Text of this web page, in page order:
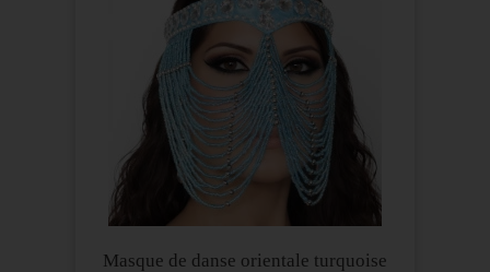
Masque de danse orientale turquoise